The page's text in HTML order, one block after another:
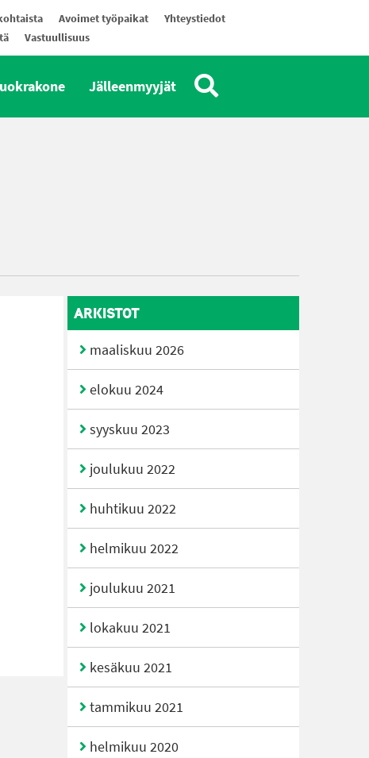
Avoimet työpaikat
Yhteystiedot
Vastuullisuus
Jälleenmyyjät
ARKISTOT
maaliskuu 2026
elokuu 2024
syyskuu 2023
joulukuu 2022
huhtikuu 2022
helmikuu 2022
joulukuu 2021
lokakuu 2021
kesäkuu 2021
tammikuu 2021
helmikuu 2020